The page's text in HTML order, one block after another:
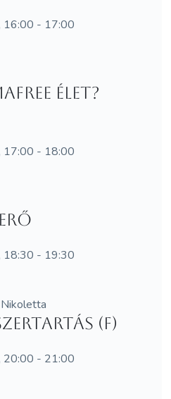
16:00 - 17:00
élet?
17:00 - 18:00
18:30 - 19:30
(F)
20:00 - 21:00